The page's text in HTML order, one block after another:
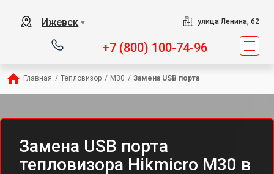
Ижевск ▼ улица Ленина, 62
+7 (800) 100-74-96
Главная / Тепловизор / M30 / Замена USB порта
Замена USB порта
тепловизора Hikmicro M30 в